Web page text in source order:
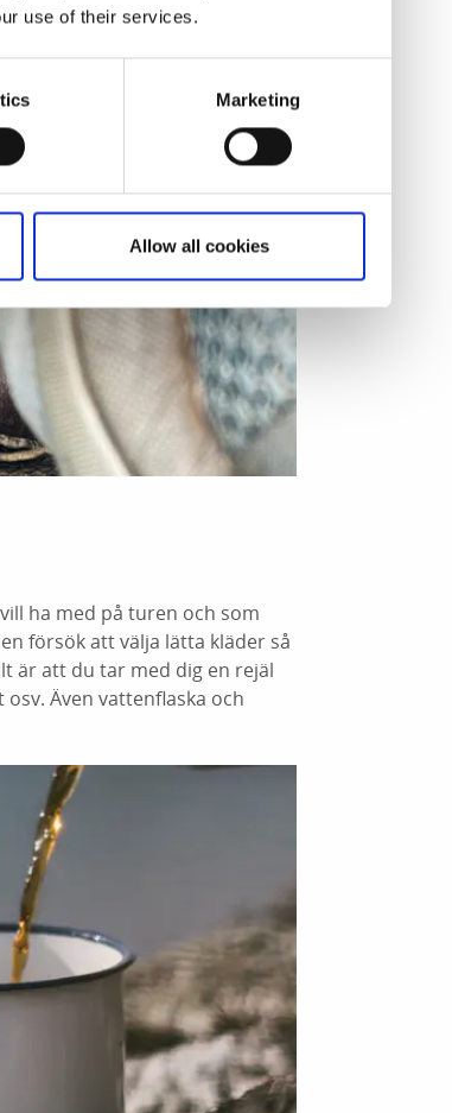
use of their services.
Marketing
Allow all cookies
ha med på turen och som
försök att välja lätta kläder så
är att du tar med dig en rejäl
Även vattenflaska och